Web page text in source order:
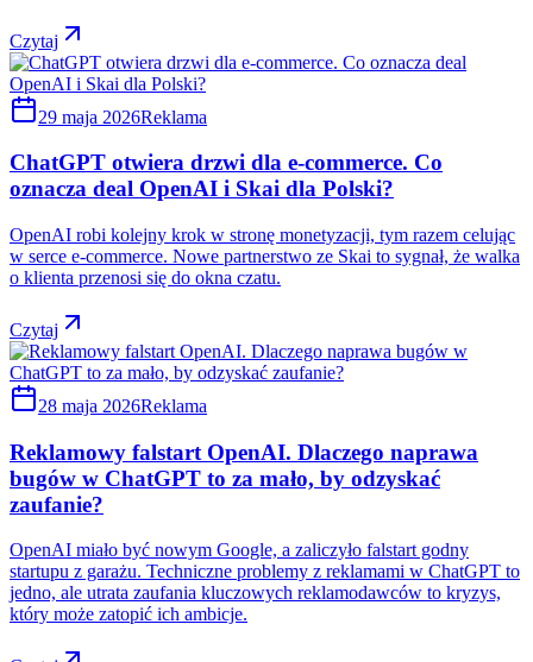
Czytaj
29 maja 2026Reklama
ChatGPT otwiera drzwi dla e-commerce. Co
oznacza deal OpenAI i Skai dla Polski?
OpenAI robi kolejny krok w stronę monetyzacji, tym razem celując
w serce e-commerce. Nowe partnerstwo ze Skai to sygnał, że walka
o klienta przenosi się do okna czatu.
Czytaj
28 maja 2026Reklama
Reklamowy falstart OpenAI. Dlaczego naprawa
bugów w ChatGPT to za mało, by odzyskać
zaufanie?
OpenAI miało być nowym Google, a zaliczyło falstart godny
startupu z garażu. Techniczne problemy z reklamami w ChatGPT to
jedno, ale utrata zaufania kluczowych reklamodawców to kryzys,
który może zatopić ich ambicje.